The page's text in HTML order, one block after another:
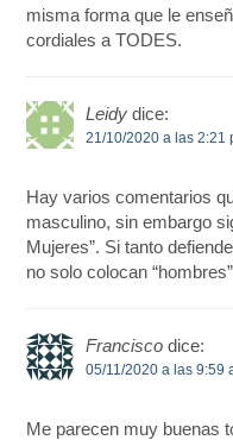
misma forma que le
cordiales a TODES.
Leidy dice:
21/10/2020 a las 2:21
Hay varios comentarios
masculino, sin embargo
Mujeres”. Si tanto
no solo colocan
Francisco dice:
05/11/2020 a las 9:59
Me parecen muy buenas